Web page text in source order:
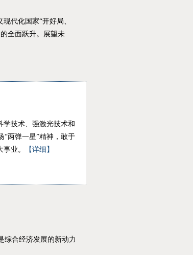
代化国家“开好局、
全面跃升。展望未
学技术、强激光技术和
“两弹一星”精神，敢于
业。
【详细】
综合经济发展的新动力